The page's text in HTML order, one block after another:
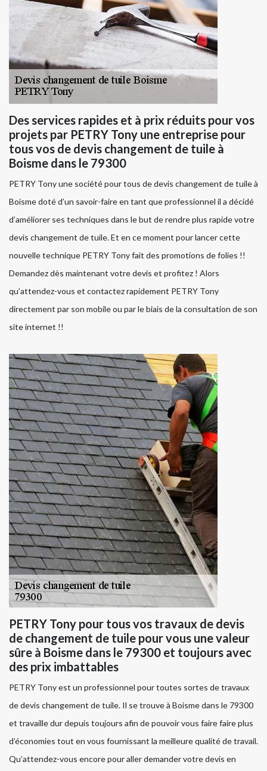
Des services rapides et à prix réduits pour vos
projets par PETRY Tony une entreprise pour
tous vos de devis changement de tuile à
Boisme dans le 79300
PETRY Tony une société pour tous de devis changement de tuile à
Boisme doté d’un savoir-faire en tant que professionnel il a décidé
d’améliorer ses techniques dans le but de rendre plus rapide votre
devis changement de tuile. Et en ce moment pour lancer cette
nouvelle technique PETRY Tony fait des promotions de folies !!
Demandez dès maintenant votre devis et profitez ! Alors
qu’attendez-vous et contactez rapidement PETRY Tony
directement par son mobile ou par le biais de la consultation de son
site internet !!
PETRY Tony pour tous vos travaux de devis
de changement de tuile pour vous une valeur
sûre à Boisme dans le 79300 et toujours avec
des prix imbattables
PETRY Tony est un professionnel pour toutes sortes de travaux
de devis changement de tuile. Il se trouve à Boisme dans le 79300
et travaille dur depuis toujours afin de pouvoir vous faire faire plus
d’économies tout en vous fournissant la meilleure qualité de travail.
Qu’attendez-vous encore pour aller demander votre devis en